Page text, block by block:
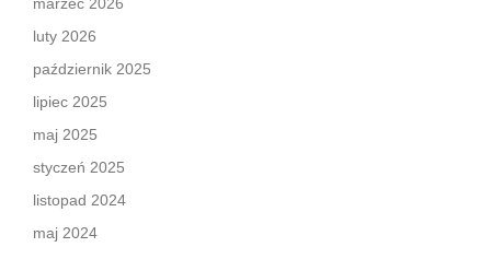
luty 2026
październik 2025
lipiec 2025
maj 2025
styczeń 2025
listopad 2024
maj 2024